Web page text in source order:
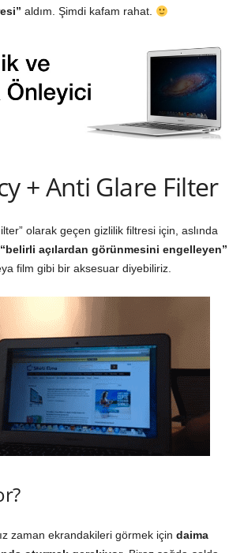
aldım. Şimdi kafam rahat.
+ Anti Glare Filter
olarak geçen gizlilik filtresi için, aslında
“belirli açılardan görünmesini engelleyen”
film gibi bir aksesuar diyebiliriz.
zaman ekrandakileri görmek için daima